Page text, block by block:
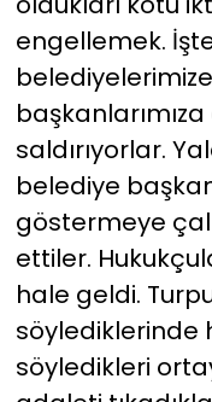
engellemek.
saldırıyorlar.
belediye
göstermeye
ettiler.
hale geldi.
söylediklerinde
söyledikleri